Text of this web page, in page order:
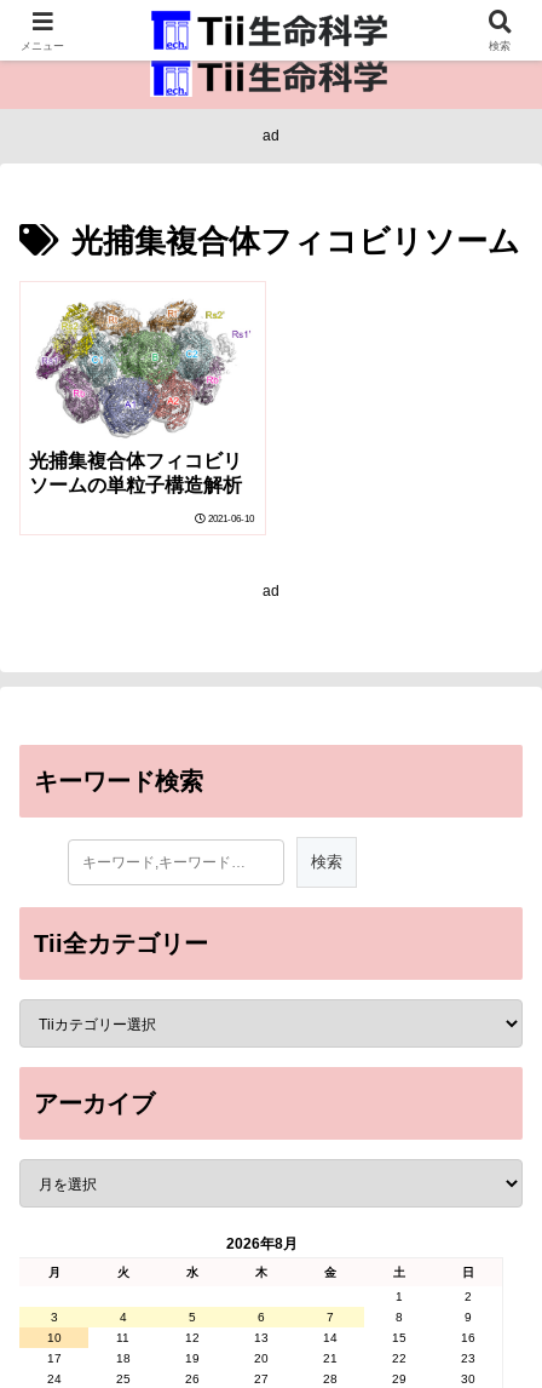
医療保健・生命・生物の情報インフラ。
ad
光捕集複合体フィコビリソーム
光捕集複合体フィコビリ
ソームの単粒子構造解析
2021-06-10
ad
キーワード検索
Tii全カテゴリー
アーカイブ
2026年8月
月 火 水 木 金 土
日
1
2
3
4 5 6 7 8
9
10
11 12 13 14 15
16
17
18 19 20 21 22
23
24
25 26 27 28 29
30
メニュー 検索